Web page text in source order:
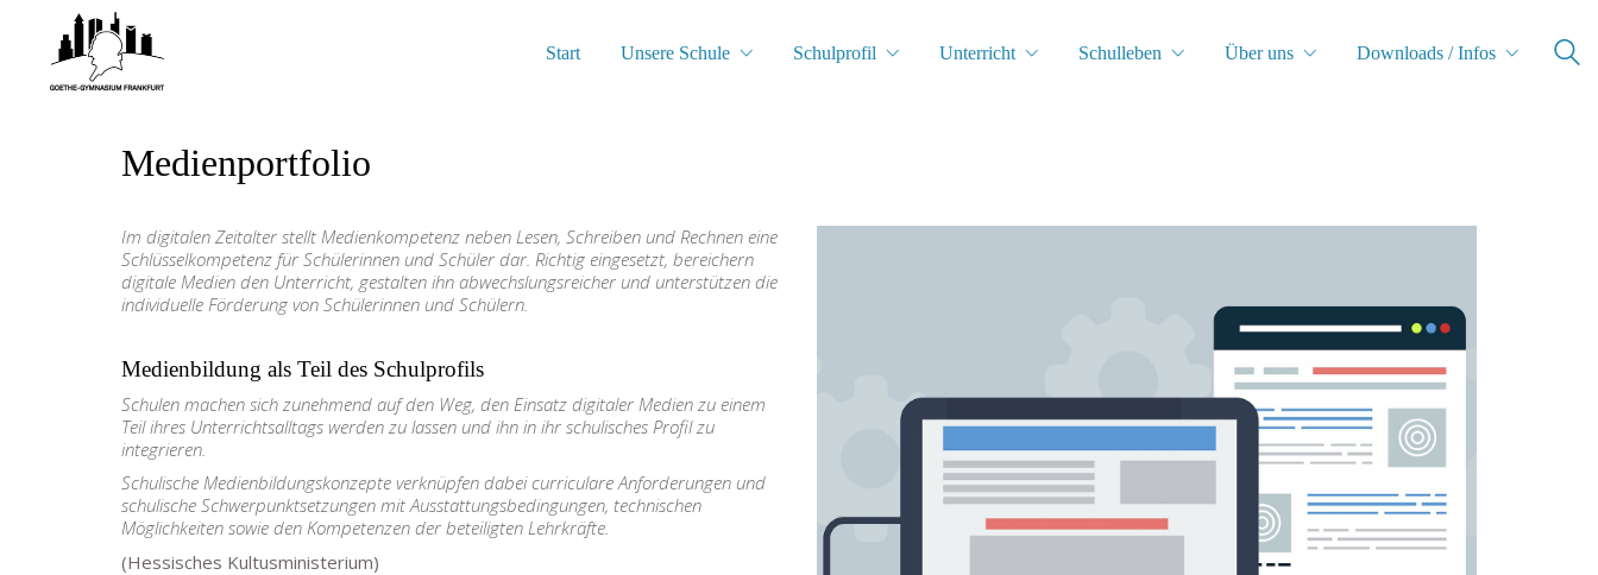
Start Unsere Schule Schulprofil Unterricht Schulleben Über uns Downloads / Infos
Medienportfolio
Im digitalen Zeitalter stellt Medienkompetenz neben Lesen, Schreiben und Rechnen eine
Schlüsselkompetenz für Schülerinnen und Schüler dar. Richtig eingesetzt, bereichern
digitale Medien den Unterricht, gestalten ihn abwechslungsreicher und unterstützen die
individuelle Förderung von Schülerinnen und Schülern.
Medienbildung als Teil des Schulprofils
Schulen machen sich zunehmend auf den Weg, den Einsatz digitaler Medien zu einem
Teil ihres Unterrichtsalltags werden zu lassen und ihn in ihr schulisches Profil zu
integrieren.
Schulische Medienbildungskonzepte verknüpfen dabei curriculare Anforderungen und
schulische Schwerpunktsetzungen mit Ausstattungsbedingungen, technischen
Möglichkeiten sowie den Kompetenzen der beteiligten Lehrkräfte.
(Hessisches Kultusministerium)